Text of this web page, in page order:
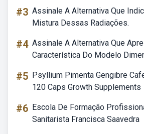
#3 Assinale A Alternativa Que
Mistura Dessas Radiações.
#4 Assinale A Alternativa Que
Característica Do Modelo
#5 Psyllium Pimenta Gengibre
120 Caps Growth Supplements
#6 Escola De Formação
Sanitarista Francisca Saavedra